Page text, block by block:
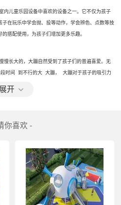
儿童乐园设备中喜欢的设备之一。它不仅为孩子
在玩乐中学会抛、投等动作，学会辨色、点数等技
搭配使用，为孩子们增加更多乐趣。
长大的，大蹦自然受到了孩子们的普遍喜爱。无
时间  到不行的大  大蹦，  大蹦对于孩子的吸引力
引进新式文娱设备，这也是一种室内休闲文娱项目
展开
你喜欢 -